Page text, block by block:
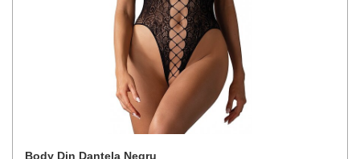
Body Din Dantela Negru